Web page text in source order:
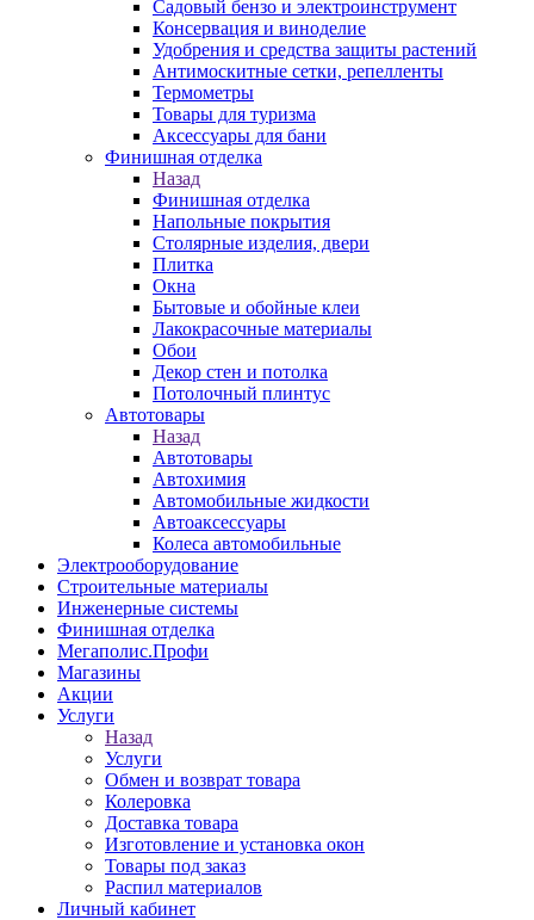
Садовый бензо и электроинструмент
Консервация и виноделие
Удобрения и средства защиты растений
Антимоскитные сетки, репелленты
Термометры
Товары для туризма
Аксессуары для бани
Финишная отделка
Назад
Финишная отделка
Напольные покрытия
Столярные изделия, двери
Плитка
Окна
Бытовые и обойные клеи
Лакокрасочные материалы
Обои
Декор стен и потолка
Потолочный плинтус
Автотовары
Назад
Автотовары
Автохимия
Автомобильные жидкости
Автоаксессуары
Колеса автомобильные
Электрооборудование
Строительные материалы
Инженерные системы
Финишная отделка
Мегаполис.Профи
Магазины
Акции
Услуги
Назад
Услуги
Обмен и возврат товара
Колеровка
Доставка товара
Изготовление и установка окон
Товары под заказ
Распил материалов
Личный кабинет